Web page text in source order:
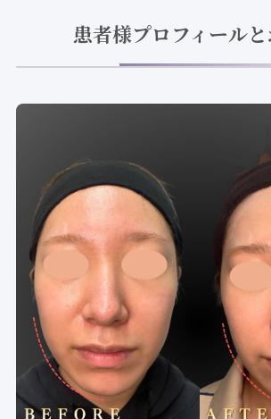
患者様プロフィール